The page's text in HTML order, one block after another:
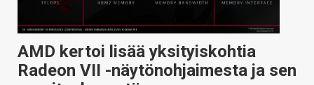
HAKU
AMD kertoi lisää yksityiskohtia
Radeon VII -näytönohjaimesta ja sen